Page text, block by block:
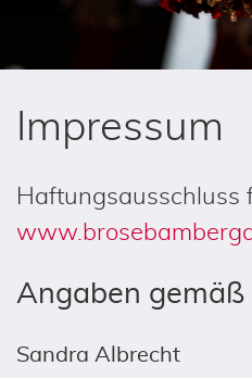
Impressum
Haftungsausschluss
Angaben gemäß
Sandra Albrecht